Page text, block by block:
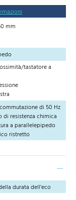
mm
tastatore a
di 50 Hz
di resistenza chimica
a parallelepipedo
ristretto
durata dell'eco